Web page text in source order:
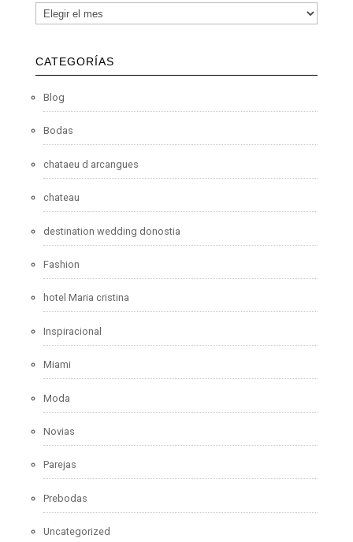
CATEGORÍAS
Blog
Bodas
chataeu d arcangues
chateau
destination wedding donostia
Fashion
hotel Maria cristina
Inspiracional
Miami
Moda
Novias
Parejas
Prebodas
Uncategorized